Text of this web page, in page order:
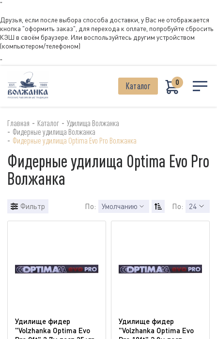
"
Друзья, если после выбора способа доставки, у Вас не отображается
кнопка "оформить заказ", для перехода к оплате, попробуйте сбросить
КЭШ в своём браузере. Или воспользуйтесь другим устройством
(компьютером/телефоном)
"
Каталог 0
Главная - Каталог - Удилища Волжанка
- Фидерные удилища Волжанка
- Фидерные удилища Optima Evo Pro Волжанка
Фидерные удилища Optima Evo Pro
Волжанка
Фильтр По: Умолчанию По: 24
Удилище фидер
"Volzhanka Optima Evo
Удилище фидер
"Volzhanka Optima Evo